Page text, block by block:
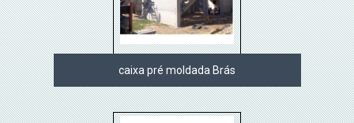
caixa pré moldada Brás